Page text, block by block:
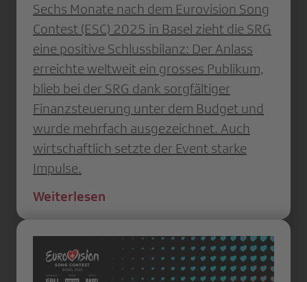
Sechs Monate nach dem Eurovision Song
Contest (ESC) 2025 in Basel zieht die SRG
eine positive Schlussbilanz: Der Anlass
erreichte weltweit ein grosses Publikum,
blieb bei der SRG dank sorgfältiger
Finanzsteuerung unter dem Budget und
wurde mehrfach ausgezeichnet. Auch
wirtschaftlich setzte der Event starke
Impulse.
Weiterlesen